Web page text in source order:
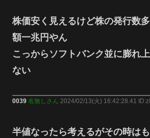
株価安く見えるけど株の発行数
額一兆円やん
こっからソフトバンク並に膨れ
ない
0039 名無しさん 2024/02/13(火) 16:42:28.41
半値なったら考えるがその時は